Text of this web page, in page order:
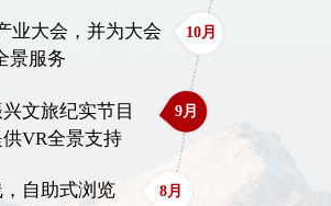
业大会，并为大会
景服务
10月
文旅纪实节目
供VR全景支持
9月
自助式浏览
8月